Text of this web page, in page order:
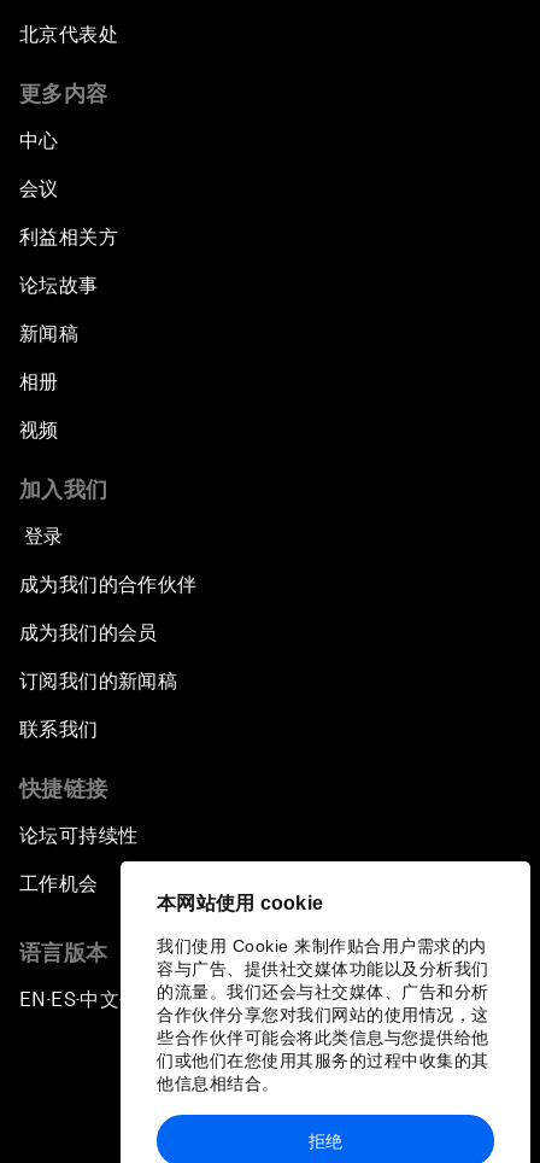
本网站使用 cookie
我们使用 Cookie 来制作贴合用户需求的内
容与广告、提供社交媒体功能以及分析我们
的流量。我们还会与社交媒体、广告和分析
合作伙伴分享您对我们网站的使用情况，这
些合作伙伴可能会将此类信息与您提供给他
们或他们在您使用其服务的过程中收集的其
他信息相结合。
拒绝
北京代表处
更多内容
中心
会议
利益相关方
论坛故事
新闻稿
相册
视频
加入我们
登录
成为我们的合作伙伴
成为我们的会员
订阅我们的新闻稿
联系我们
快捷链接
论坛可持续性
工作机会
语言版本
EN ▪ ES▪中文▪ 日本語